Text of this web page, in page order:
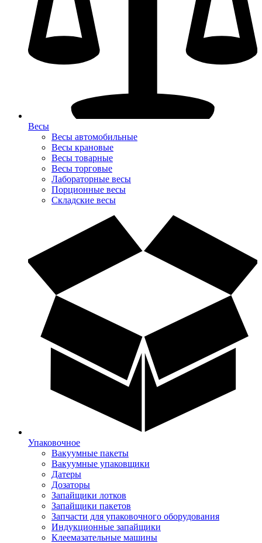
Весы
Весы автомобильные
Весы крановые
Весы товарные
Весы торговые
Лабораторные весы
Порционные весы
Складские весы
Упаковочное
Вакуумные пакеты
Вакуумные упаковщики
Датеры
Дозаторы
Запайщики лотков
Запайщики пакетов
Запчасти для упаковочного оборудования
Индукционные запайщики
Клеемазательные машины